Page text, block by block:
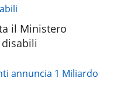
il Ministero